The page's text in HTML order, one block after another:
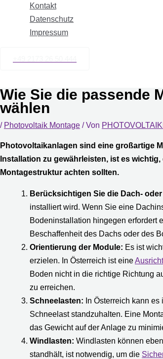
Kontakt
Datenschutz
Impressum
Wie Sie die passende
wählen
/ Photovoltaik Montage / Von
Photovoltaikanlagen sind eine großartige
Installation zu gewährleisten, ist es
Montagestruktur achten sollten.
Berücksichtigen Sie die Dach-
installiert wird. Wenn Sie eine
Bodeninstallation hingegen erfordert
Beschaffenheit des Dachs oder des
Orientierung der Module: Es ist
erzielen. In Österreich ist eine
Boden nicht in die richtige Richtung
zu erreichen.
Schneelasten: In Österreich kann
Schneelast standzuhalten. Eine
das Gewicht auf der Anlage zu
Windlasten: Windlasten können
standhält, ist notwendig, um die